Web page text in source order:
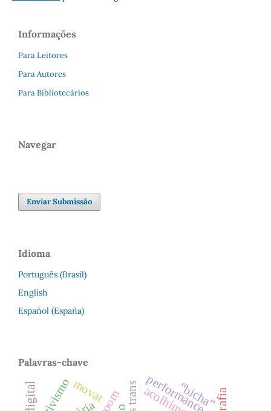
Informações
Para Leitores
Para Autores
Para Bibliotecários
Navegar
Enviar Submissão
Idioma
Português (Brasil)
English
Español (España)
Palavras-chave
artivismo performance
“bicha”
movat